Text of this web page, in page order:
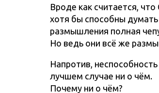
Вроде как считается,
хотя бы способны думать
размышления полная
Но ведь они всё же
Напротив,
лучшем случае ни о чём.
Почему ни о чём?